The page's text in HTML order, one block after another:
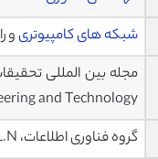
شبکه های کامپیوتریو
and Technology
گروه فناوری اطلاعات، K.L.N دانشکده فناوری اطلاعات، هند